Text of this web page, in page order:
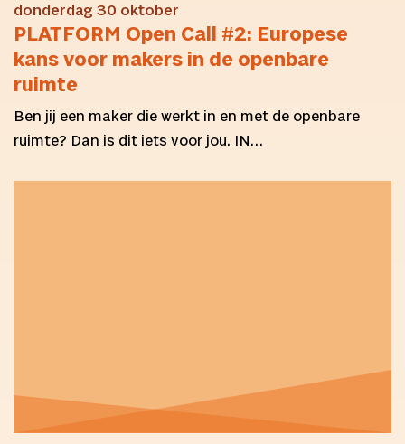
donderdag 30 oktober
PLATFORM Open Call #2: Europese
kans voor makers in de openbare
ruimte
Ben jij een maker die werkt in en met de openbare
ruimte? Dan is dit iets voor jou. IN…